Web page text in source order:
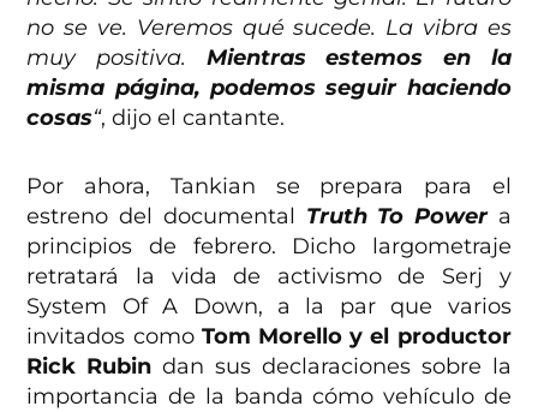
no se ve. Veremos qué sucede. La vibra es
muy positiva. Mientras estemos en la
misma página, podemos seguir haciendo
cosas“, dijo el cantante.
Por ahora, Tankian se prepara para el
estreno del documental Truth To Powera
principios de febrero. Dicho largometraje
retratará la vida de activismo de Serj y
System Of A Down, a la par que varios
invitados como Tom Morello y el productor
Rick Rubin dan sus declaraciones sobre la
importancia de la banda cómo vehículo de